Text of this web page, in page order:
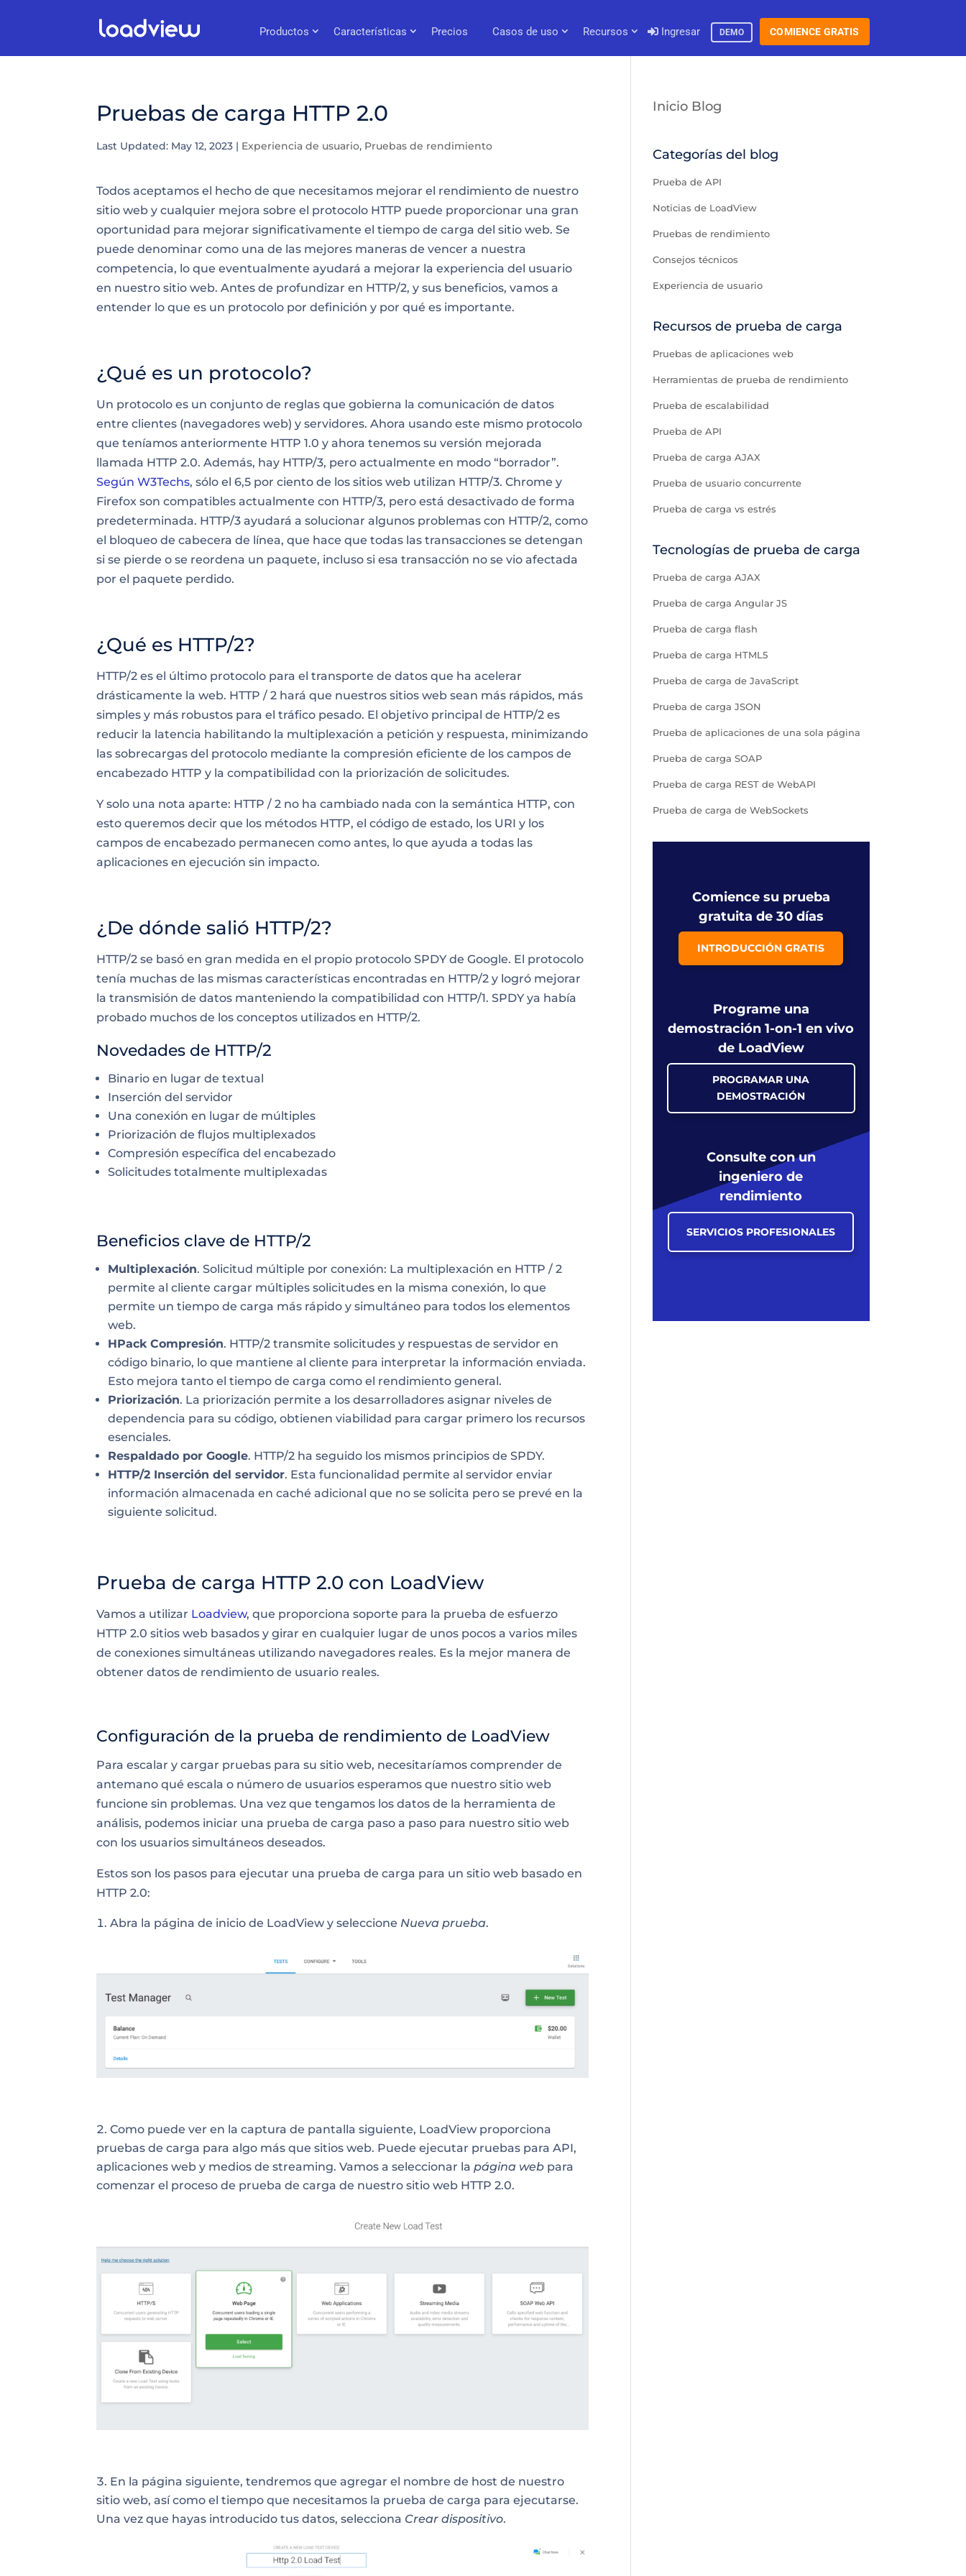
Productos Características Precios Casos de uso Recursos Ingresar DEMO COMIENCE GRATIS
Pruebas de carga HTTP 2.0
Last Updated: May 12, 2023 | Experiencia de usuario, Pruebas de rendimiento
Todos aceptamos el hecho de que necesitamos mejorar el rendimiento de nuestro
sitio web y cualquier mejora sobre el protocolo HTTP puede proporcionar una gran
oportunidad para mejorar significativamente el tiempo de carga del sitio web. Se
puede denominar como una de las mejores maneras de vencer a nuestra
competencia, lo que eventualmente ayudará a mejorar la experiencia del usuario
en nuestro sitio web. Antes de profundizar en HTTP/2, y sus beneficios, vamos a
entender lo que es un protocolo por definición y por qué es importante.
¿Qué es un protocolo?
Un protocolo es un conjunto de reglas que gobierna la comunicación de datos
entre clientes (navegadores web) y servidores. Ahora usando este mismo protocolo
que teníamos anteriormente HTTP 1.0 y ahora tenemos su versión mejorada
llamada HTTP 2.0. Además, hay HTTP/3, pero actualmente en modo “borrador”.
Según W3Techs, sólo el 6,5 por ciento de los sitios web utilizan HTTP/3. Chrome y
Firefox son compatibles actualmente con HTTP/3, pero está desactivado de forma
predeterminada. HTTP/3 ayudará a solucionar algunos problemas con HTTP/2, como
el bloqueo de cabecera de línea, que hace que todas las transacciones se detengan
si se pierde o se reordena un paquete, incluso si esa transacción no se vio afectada
por el paquete perdido.
¿Qué es HTTP/2?
HTTP/2 es el último protocolo para el transporte de datos que ha acelerar
drásticamente la web. HTTP / 2 hará que nuestrossitios web sean más rápidos, más
simples y más robustos para eltráfico pesado. El objetivo principal de HTTP/2 es
reducir la latencia habilitando la multiplexación a petición y respuesta, minimizando
las sobrecargas del protocolo mediante la compresión eficiente de los campos de
encabezado HTTP y la compatibilidad con la priorización de solicitudes.
Y solo una nota aparte: HTTP / 2 no ha cambiado nada con la semántica HTTP, con
esto queremos decir que los métodos HTTP,el código de estado, los URI y los
campos de encabezado permanecen como antes, lo que ayuda a todas las
aplicaciones en ejecuciónsin impacto.
¿De dónde salió HTTP/2?
HTTP/2 se basó en gran medida en el propio protocolo SPDY de Google. El protocolo
tenía muchas de las mismas características encontradas en HTTP/2 y logró mejorar
la transmisión de datos manteniendo la compatibilidad con HTTP/1. SPDY ya había
probado muchos de los conceptos utilizados en HTTP/2.
Novedades de HTTP/2
Binario en lugar de textual
Inserción del servidor
Una conexión en lugar de múltiples
Priorización de flujos multiplexados
Compresión específica del encabezado
Solicitudes totalmente multiplexadas
Beneficios clave de HTTP/2
Multiplexación. Solicitud múltiple por conexión: La multiplexación en HTTP / 2
permite al cliente cargar múltiples solicitudes en la misma conexión, lo que
permite un tiempo de carga más rápido ysimultáneo para todos los elementos
web.
HPack Compresión. HTTP/2 transmite solicitudes y respuestas de servidor en
código binario, lo que mantiene al cliente para interpretar la información enviada.
Esto mejora tanto el tiempo de carga como el rendimiento general.
Priorización. La priorización permite a los desarrolladores asignar niveles de
dependencia para su código, obtienen viabilidad para cargar primero los recursos
esenciales.
Respaldado por Google. HTTP/2 ha seguido los mismos principios de SPDY.
HTTP/2 Inserción del servidor. Esta funcionalidad permite al servidor enviar
información almacenada en caché adicional que no se solicita pero se prevé en la
siguiente solicitud.
Prueba de carga HTTP 2.0 con LoadView
Vamos a utilizar Loadview, que proporciona soporte para la prueba de esfuerzo
HTTP 2.0 sitios web basados y girar en cualquier lugar de unos pocos a varios miles
de conexiones simultáneas utilizando navegadores reales. Es la mejor manera de
obtener datos de rendimiento de usuario reales.
Configuración de la prueba de rendimiento de LoadView
Para escalar ycargar pruebas para su sitio web, necesitaríamos comprender de
antemano qué escala o número de usuarios esperamos que nuestro sitio web
funcione sin problemas. Una vez que tengamos los datos de la herramienta de
análisis, podemos iniciar una prueba de carga paso a paso para nuestro sitio web
con los usuarios simultáneos deseados.
Estos son los pasos para ejecutar una prueba de carga para un sitio web basado en
HTTP 2.0:
Abra la página de iniciode LoadView y seleccione Nueva prueba.
Como puede ver en la captura de pantalla siguiente, LoadView proporciona
pruebas de carga para algo más que sitios web. Puede ejecutar pruebas para API,
aplicaciones web y medios de streaming. Vamos a seleccionar lapágina web para
comenzar el proceso de prueba de carga de nuestro sitio web HTTP 2.0.
En la página siguiente, tendremos que agregar el nombre de host de nuestro
sitio web, así como el tiempo que necesitamos la prueba de carga para ejecutarse.
Una vez que hayas introducido tus datos, selecciona Crear dispositivo.
Inicio Blog
Categorías del blog
Prueba de API
Noticias de LoadView
Pruebas de rendimiento
Consejos técnicos
Experiencia de usuario
Recursos de prueba de carga
Pruebas de aplicaciones web
Herramientas de prueba de rendimiento
Prueba de escalabilidad
Prueba de API
Prueba de carga AJAX
Prueba de usuario concurrente
Prueba de carga vs estrés
Tecnologías de prueba de carga
Prueba de carga AJAX
Prueba de carga Angular JS
Prueba de carga flash
Prueba de carga HTML5
Prueba de carga de JavaScript
Prueba de carga JSON
Prueba de aplicaciones de una sola página
Prueba de carga SOAP
Prueba de carga REST de WebAPI
Prueba de carga de WebSockets
Comience su prueba
gratuita de 30 días
INTRODUCCIÓN GRATIS
Programe una
demostración 1-on-1 en vivo
de LoadView
PROGRAMAR UNA
DEMOSTRACIÓN
Consulte con un
ingeniero de
rendimiento
SERVICIOS PROFESIONALES